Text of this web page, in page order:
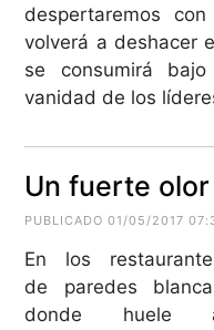
despertaremos
volverá a deshacer
se consumirá
vanidad de los
Un fuerte
PUBLICADO 01/05/2017
En los
de paredes
donde huele